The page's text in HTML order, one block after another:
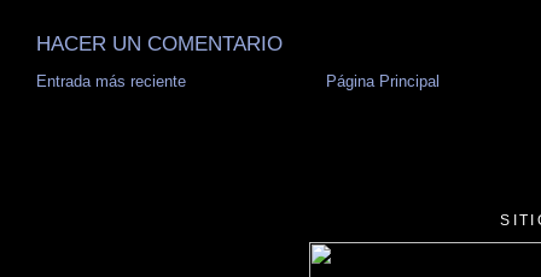
HACER UN COMENTARIO
Entrada más reciente Página Principal